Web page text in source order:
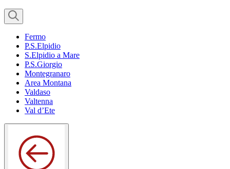
Fermo
P.S.Elpidio
S.Elpidio a Mare
P.S.Giorgio
Montegranaro
Area Montana
Valdaso
Valtenna
Val d’Ete